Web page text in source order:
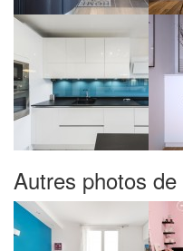
Autres photos de